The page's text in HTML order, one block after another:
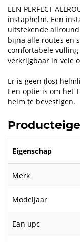
EEN PERFECT
instaphelm. Een
uitstekende
bijna alle routes en
comfortabele
verkrijgbaar in vele
Er is geen (los)
Een optie is om het
helm te bevestigen.
Eigenschap
Merk
Modeljaar
Ean upc